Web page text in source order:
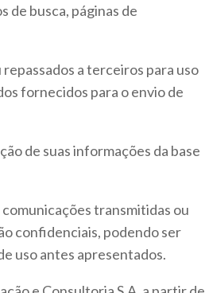
de busca, páginas de
a terceiros para uso
fornecidos para o envio de
de suas informações da base
transmitidas ou
confidenciais, podendo ser
uso antes apresentados.